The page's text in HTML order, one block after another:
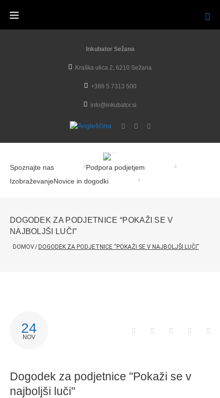
Inkubator Sežana
Kraška ulica 2, 6210 Sežana
+386 5 7313 500
info@inkubator.si
Spoznajte nas
Podpora podjetjem
IzobraževanjeNovice in dogodki
DOGODEK ZA PODJETNICE “POKAŽI SE V
NAJBOLJŠI LUČI”
DOMOV/ DOGODEK ZA PODJETNICE “POKAŽI SE V NAJBOLJŠI LUČI”
24
NOV
Dogodek za podjetnice "Pokaži se v
najboljši luči"